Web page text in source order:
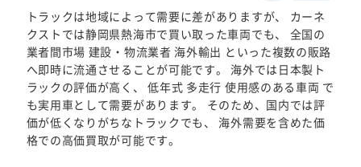
トラックは地域によって需要に差がありますが、 カーネ
クストでは静岡県熱海市で買い取った車両でも、 全国の
業者間市場 建設・物流業者 海外輸出 といった複数の販路
へ即時に流通させることが可能です。 海外では日本製ト
ラックの評価が高く、 低年式 多走行 使用感のある車両 で
も実用車として需要があります。 そのため、国内では評
価が低くなりがちなトラックでも、 海外需要を含めた価
格での高価買取が可能です。